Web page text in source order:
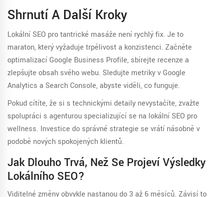
Shrnutí A Další Kroky
Lokální SEO pro tantrické masáže není rychlý fix. Je to
maraton, který vyžaduje trpělivost a konzistenci. Začněte
optimalizací Google Business Profile, sbírejte recenze a
zlepšujte obsah svého webu. Sledujte metriky v Google
Analytics a Search Console, abyste viděli, co funguje.
Pokud cítíte, že si s technickými detaily nevystačíte, zvažte
spolupráci s agenturou specializující se na lokální SEO pro
wellness. Investice do správné strategie se vrátí násobně v
podobě nových spokojených klientů.
Jak Dlouho Trvá, Než Se Projeví Výsledky
Lokálního SEO?
Viditelné změny obvykle nastanou do 3 až 6 měsíců. Závisí to